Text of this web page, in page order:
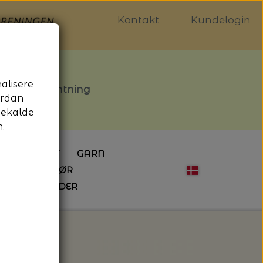
Kontakt Kundelogin
afhentning
GARN
SYTILBEHØR
ÅBNINGSTIDER